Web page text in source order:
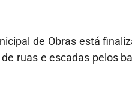
de Obras está
ruas e escadas pelos